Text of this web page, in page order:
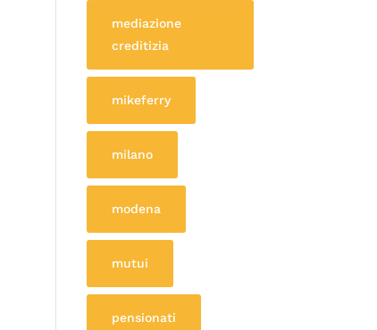
mediazione
creditizia
mikeferry
milano
modena
mutui
pensionati